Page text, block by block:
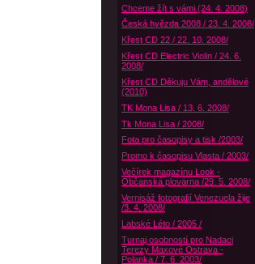
Chceme žít s vámi (24. 4. 2008)
Česká hvězda 2008 / 23. 4. 2008/
Křest CD 22 / 22. 10. 2008/
Křest CD Electric Violin / 24. 6.
2008/
Křest CD Děkuju Vám, andělové
(2010)
TK Mona Lisa / 13. 6. 2008/
Tk Mona Lisa / 2008/
Fota pro časopisy a tisk /2003/
Promo k časopisu Vlasta / 2003/
Večírek magazínu Look -
Občanská plovárna /29. 5. 2008/
Vernisáž fotografií Venezuela žije
/3. 4. 2008/
Labské Léto / 2005 /
Turnaj osobností pro Nadaci
Terezy Maxové Ostrava -
Polanka / 7. 6. 2003/